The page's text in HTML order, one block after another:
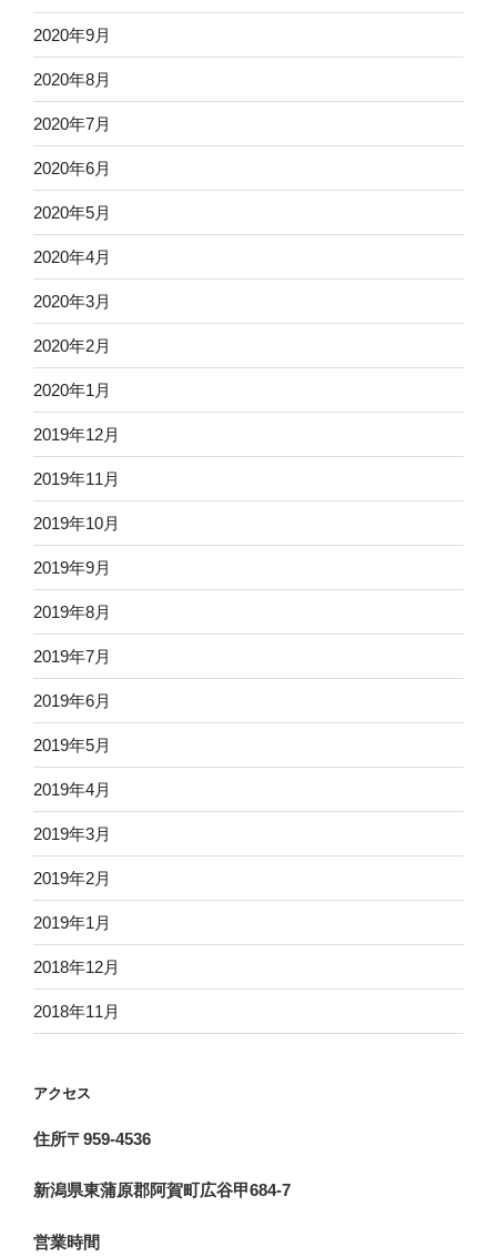
2020年9月
2020年8月
2020年7月
2020年6月
2020年5月
2020年4月
2020年3月
2020年2月
2020年1月
2019年12月
2019年11月
2019年10月
2019年9月
2019年8月
2019年7月
2019年6月
2019年5月
2019年4月
2019年3月
2019年2月
2019年1月
2018年12月
2018年11月
アクセス
住所〒959-4536
新潟県東蒲原郡阿賀町広谷甲684-7
営業時間